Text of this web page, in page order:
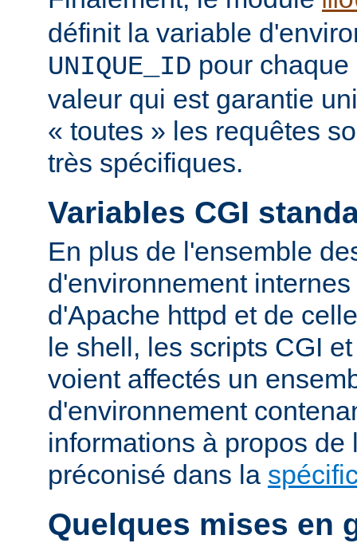
définit la variable
UNIQUE_ID pour
valeur qui est garantie
« toutes » les requêtes
très spécifiques.
Variables CGI
En plus de l'ensemble
d'environnement
d'Apache httpd et de
le shell, les scripts CGI
voient affectés un
d'environnement
informations à propos de
préconisé dans la
Quelques mises en